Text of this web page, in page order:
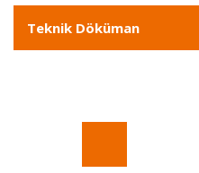
Teknik Döküman